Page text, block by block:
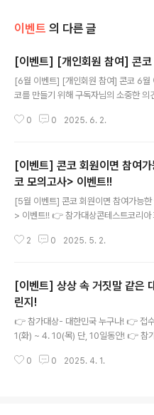
이벤트 의 다른 글
[이벤트] [개인회원 참여] 콘코
[6월 이벤트] [개인회원 참여] 콘코 6월
코를 만들기 위해 구독자님의 소중한 의
선해야 할 사항이 조금이라도 있었다면
리아 개인 회원 (신규 가입 후 참여 가
6. 2.(월) ~ 6.11.(수)3. 방 법: 콘코 홈페
코이벤트 (하단 '참여하기' 클릭!)4. 발
홈페이지에 공지5. 경 품: - BHC 치킨
0 0 2025. 6. 2.
[이벤트] 콘코 회원이면 참여
코 모의고사> 이벤트!!
[5월 이벤트] 콘코 회원이면 참여가능
> 이벤트!! 👉 참가대상콘테스트코리
법1. 콘코 홈페이지 로그인 > 이벤트 >
나 참여하는 이벤트와 함께 참여 가능
다음 중 "뉴스와정보" 카테고리에 게시된
은?① 2025 신춘문예 경쟁률② 2025
음 정보③ 박람회/전시회 모음 정보④
제 공모전 모음 정보힌트 : https://
ku 2. "공모전 분석"..
2 0 2025. 5. 2.
[이벤트] 상상 속 거짓말 같은
린지!
👉 참가대상- 대한민국 누구나! 👉 접
1(화) ~ 4. 10(목) 단, 10일동안! 👉 참
내용실제로 존재하지 않는 거짓말 같은
0 0 2025. 4. 1.